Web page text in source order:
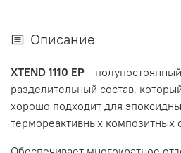
Описание
XTEND 1110 EP –
разделительный состав,
хорошо подходит для
термореактивных композитных